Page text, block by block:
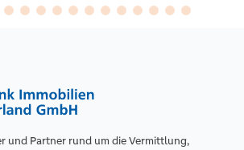
und Partner rund um die Vermittlung,